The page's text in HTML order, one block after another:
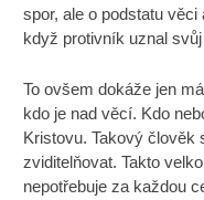
spor, ale o podstatu
když protivník uznal
To ovšem dokáže jen
kdo je nad věcí. Kdo
Kristovu. Takový člověk
zviditelňovat. Takto
nepotřebuje za každou